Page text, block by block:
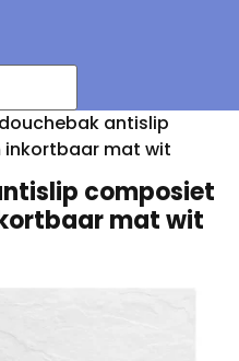
antislip
inkortbaar mat wit
composiet
mat wit